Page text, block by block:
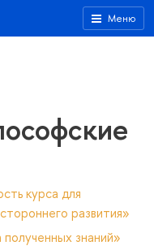
Меню
курса для
развития»
знаний»